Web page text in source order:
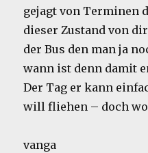
gejagt von Terminen
dieser Zustand von
der Bus den man ja
wann ist denn damit
Der Tag er kann
will fliehen – doch
vanga